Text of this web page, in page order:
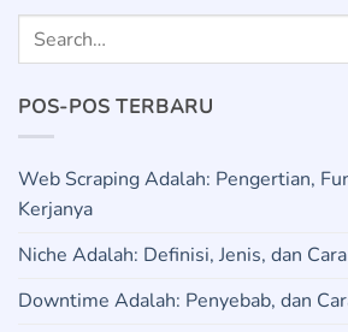
POS-POS TERBARU
Web Scraping Adalah: Pengertian,
Kerjanya
Niche Adalah: Definisi, Jenis, dan
Downtime Adalah: Penyebab, dan